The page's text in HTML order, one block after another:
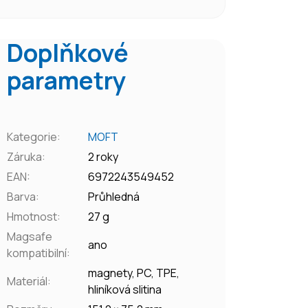
Doplňkové
parametry
Kategorie:
MOFT
Záruka:
2 roky
EAN:
6972243549452
Barva:
Průhledná
Hmotnost:
27 g
Magsafe
kompatibilní:
ano
Materiál:
magnety, PC, TPE,
hliníková slitina